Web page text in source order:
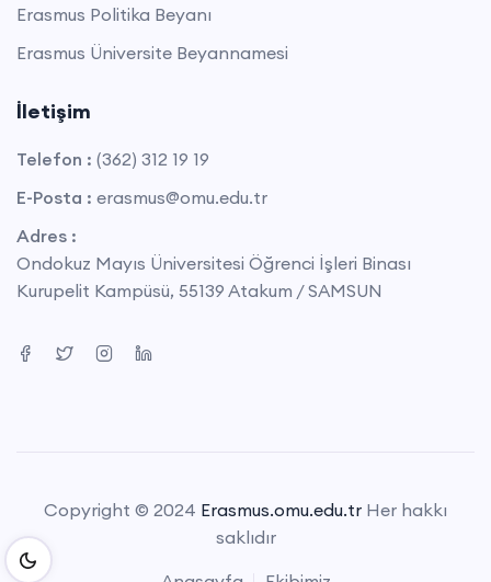
Erasmus Politika Beyanı
Erasmus Üniversite Beyannamesi
İletişim
Telefon : (362) 312 19 19
E-Posta : erasmus@omu.edu.tr
Adres :
Ondokuz Mayıs Üniversitesi Öğrenci İşleri Binası
Kurupelit Kampüsü, 55139 Atakum / SAMSUN
Copyright © 2024 Erasmus.omu.edu.tr Her hakkı
saklıdır